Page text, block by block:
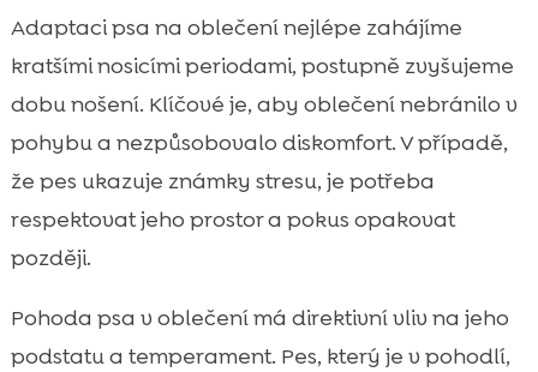
Adaptaci psa na oblečení nejlépe zahájíme
kratšími nosicími periodami, postupně zvyšujeme
dobu nošení. Klíčové je, aby oblečení nebránilo v
pohybu a nezpůsobovalo diskomfort. V případě,
že pes ukazuje známky stresu, je potřeba
respektovat jeho prostor a pokus opakovat
později.
Pohoda psa v oblečení má direktivní vliv na jeho
podstatu a temperament. Pes, který je v pohodlí,